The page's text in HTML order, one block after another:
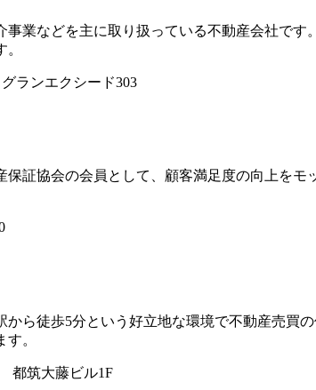
業などを主に取り扱っている不動産会社で
ランエクシード303
証協会の会員として、顧客満足度の向上を
ら徒歩5分という好立地な環境で不動産売
。
都筑大藤ビル1F